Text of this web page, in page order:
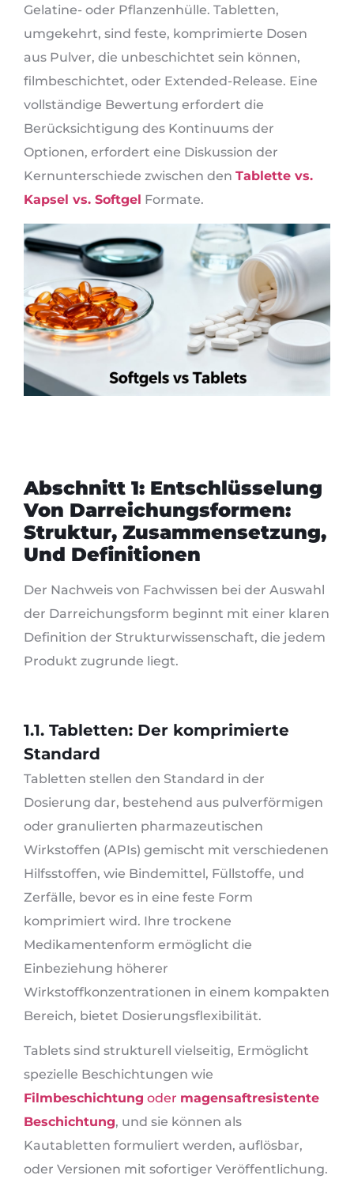
Gelatine- oder Pflanzenhülle. Tabletten,
umgekehrt, sind feste, komprimierte Dosen
aus Pulver, die unbeschichtet sein können,
filmbeschichtet, oder Extended-Release. Eine
vollständige Bewertung erfordert die
Berücksichtigung des Kontinuums der
Optionen, erfordert eine Diskussion der
Kernunterschiede zwischen den Tablette vs.
Kapsel vs. Softgel Formate.
Abschnitt 1: Entschlüsselung
Von Darreichungsformen:
Struktur, Zusammensetzung,
Und Definitionen
Der Nachweis von Fachwissen bei der Auswahl
der Darreichungsform beginnt mit einer klaren
Definition der Strukturwissenschaft, die jedem
Produkt zugrunde liegt.
1.1. Tabletten: Der komprimierte
Standard
Tabletten stellen den Standard in der
Dosierung dar, bestehend aus pulverförmigen
oder granulierten pharmazeutischen
Wirkstoffen (APIs) gemischt mit verschiedenen
Hilfsstoffen, wie Bindemittel, Füllstoffe, und
Zerfälle, bevor es in eine feste Form
komprimiert wird. Ihre trockene
Medikamentenform ermöglicht die
Einbeziehung höherer
Wirkstoffkonzentrationen in einem kompakten
Bereich, bietet Dosierungsflexibilität.
Tablets sind strukturell vielseitig, Ermöglicht
spezielle Beschichtungen wie
Filmbeschichtung oder magensaftresistente
Beschichtung, und sie können als
Kautabletten formuliert werden, auflösbar,
oder Versionen mit sofortiger Veröffentlichung.